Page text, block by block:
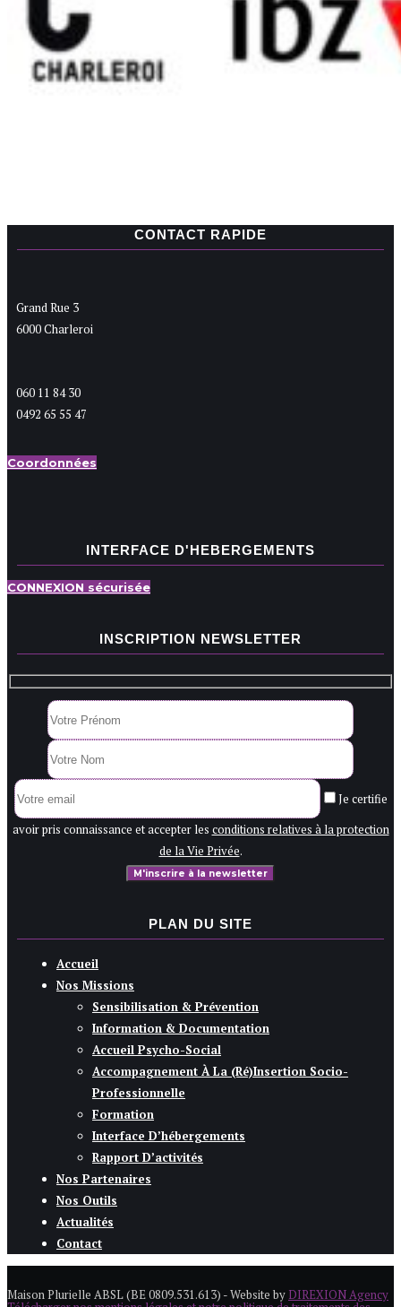
CONTACT RAPIDE
Grand Rue 3
6000 Charleroi
060 11 84 30
0492 65 55 47
Coordonnées
INTERFACE D'HEBERGEMENTS
CONNEXION sécurisée
INSCRIPTION NEWSLETTER
Je certifie
avoir pris connaissance et accepter les conditions relatives à la protection
de la Vie Privée.
PLAN DU SITE
Accueil
Nos Missions
Sensibilisation & Prévention
Information & Documentation
Accueil Psycho-Social
Accompagnement À La (ré)insertion Socio-
Professionnelle
Formation
Interface D’hébergements
Rapport D’activités
Nos Partenaires
Nos Outils
Actualités
Contact
Maison Plurielle ABSL (BE 0809.531.613) - Website by DIREXION Agency